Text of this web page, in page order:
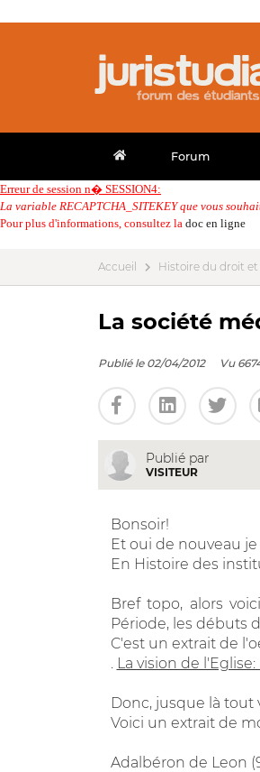
Forum
Erreur de session n� SESSION4:
La variable RECAPTCHA_SITEKEY que vous
Pour plus d'informations, consultez la doc en ligne
Accueil Histoire du droit
La société
Publié le 02/04/2012 Vu
Publié par
VISITEUR
Bonsoir!
Et oui de nouveau
En Histoire des
Bref topo, alors
Période, les débuts
C'est un extrait de
La vision de
Donc, jusque là tout
Voici un extrait de
Adalbéron de Leon